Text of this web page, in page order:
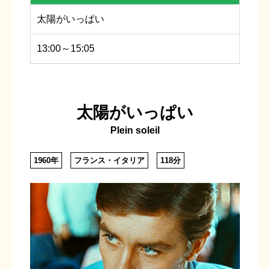
太陽がいっぱい
13:00～15:05
太陽がいっぱい
Plein soleil
1960年 フランス・イタリア 118分